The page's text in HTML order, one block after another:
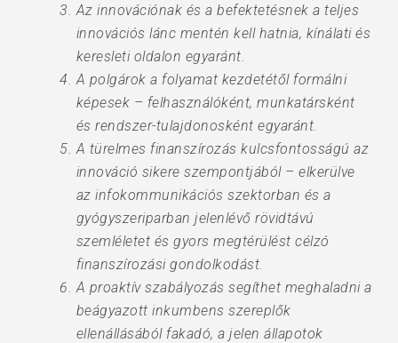
Az innovációnak és a befektetésnek a teljes
innovációs lánc mentén kell hatnia, kínálati és
keresleti oldalon egyaránt.
A polgárok a folyamat kezdetétől formálni
képesek – felhasználóként, munkatársként
és rendszer-tulajdonosként egyaránt.
A türelmes finanszírozás kulcsfontosságú az
innováció sikere szempontjából – elkerülve
az infokommunikációs szektorban és a
gyógyszeriparban jelenlévő rövidtávú
szemléletet és gyors megtérülést célzó
finanszírozási gondolkodást.
A proaktív szabályozás segíthet meghaladni a
beágyazott inkumbens szereplők
ellenállásából fakadó, a jelen állapotok